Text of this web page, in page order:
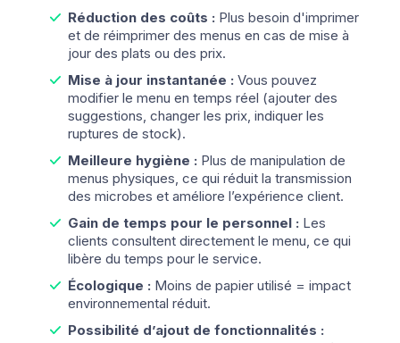
Réduction des coûts : Plus besoin d'imprimer
et de réimprimer des menus en cas de mise à
jour des plats ou des prix.
Mise à jour instantanée : Vous pouvez
modifier le menu en temps réel (ajouter des
suggestions, changer les prix, indiquer les
ruptures de stock).
Meilleure hygiène : Plus de manipulation de
menus physiques, ce qui réduit la transmission
des microbes et améliore l’expérience client.
Gain de temps pour le personnel : Les
clients consultent directement le menu, ce qui
libère du temps pour le service.
Écologique : Moins de papier utilisé = impact
environnemental réduit.
Possibilité d’ajout de fonctionnalités :